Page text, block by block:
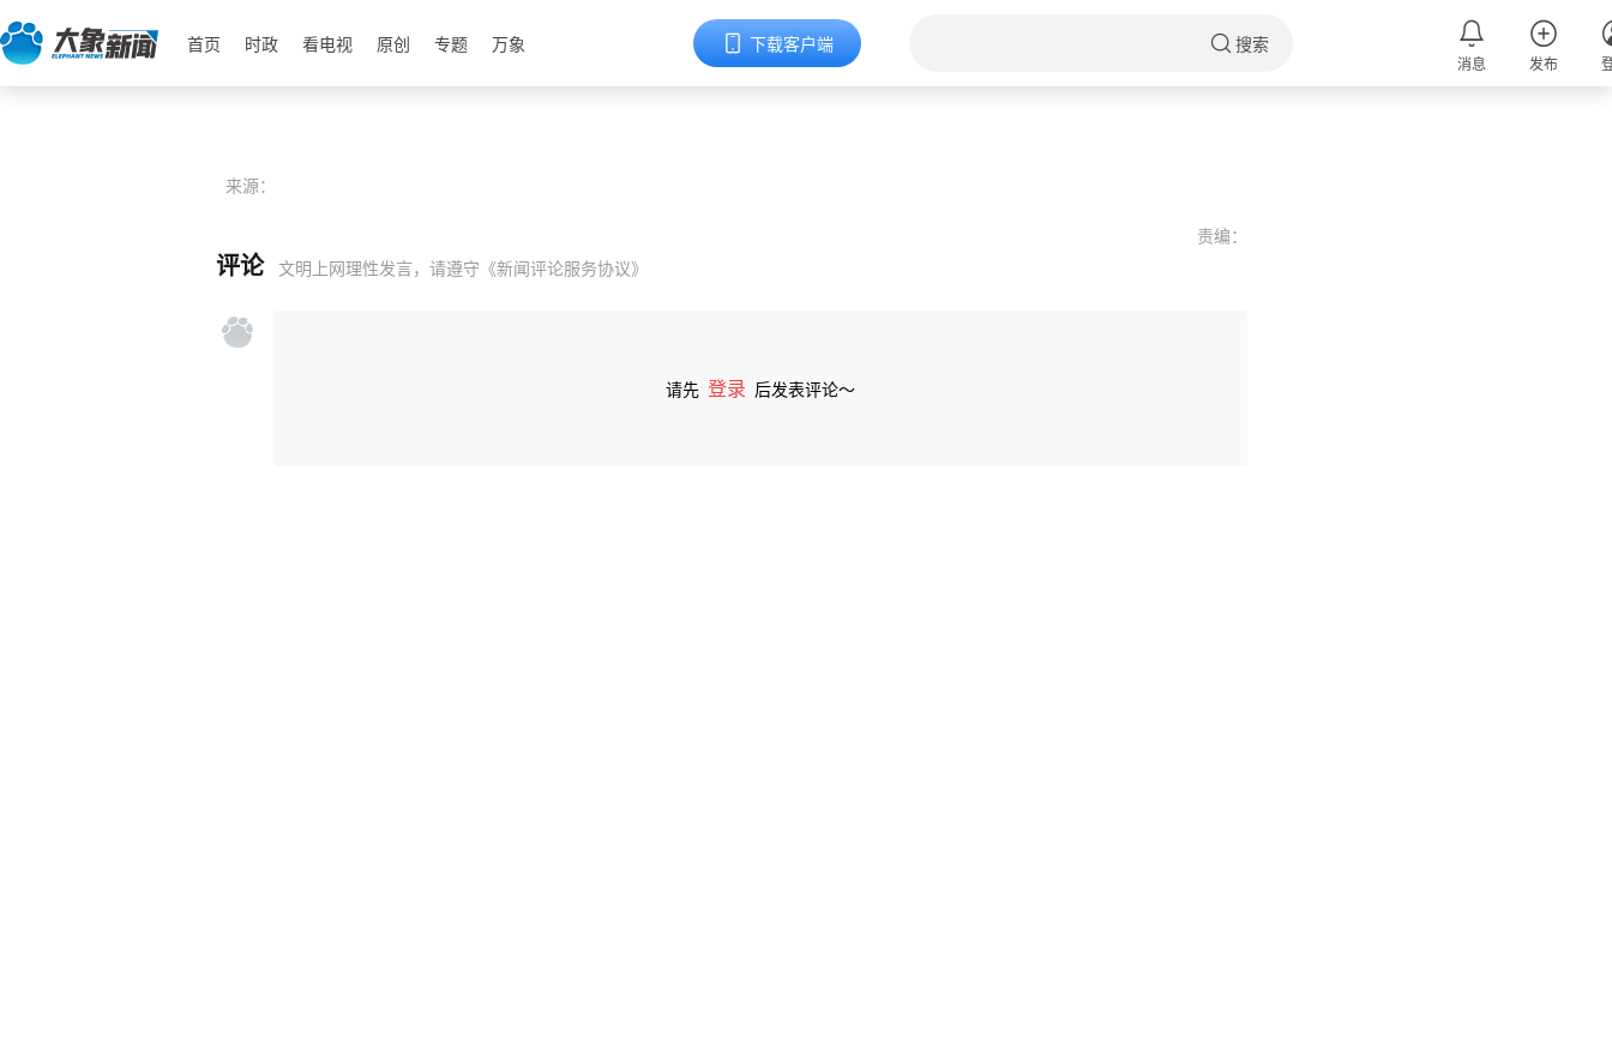
首页 时政 看电视 原创 专题 万象 下载客户端 搜索
消息 发布
来源：
责编：
评论 文明上网理性发言，请遵守 《新闻评论服务协议》
请先 登录 后发表评论～